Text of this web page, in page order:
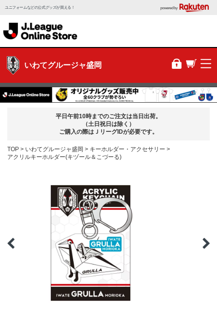
ユニフォームなどの公式グッズが買える！ powered by
いわてグルージャ盛岡
平日午前10時までのご注文は当日出荷。
（土日祝日は除く）
ご購入の際はＪリーグIDが必要です。
TOP いわてグルージャ盛岡
キーホルダー・アクセサリー
アクリルキーホルダー(キヅール＆こづーる)